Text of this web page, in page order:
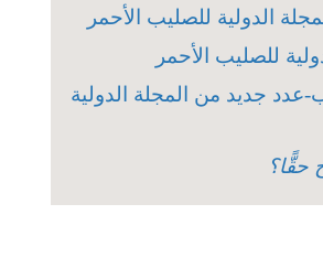
الدولية للصليب الأحمر
للصليب الأحمر
جديد من المجلة الدولية
حقًّا؟